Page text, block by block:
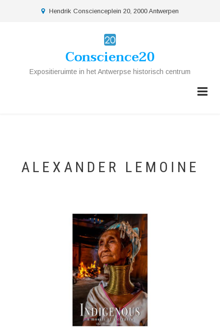
location
Hendrik Conscienceplein 20, 2000 Antwerpen
Conscience20
Expositieruimte in het Antwerpse historisch centrum
ALEXANDER LEMOINE